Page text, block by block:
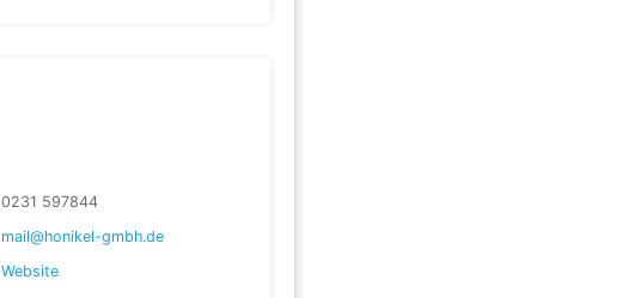
0231 597844
mail@honikel-gmbh.de
Website